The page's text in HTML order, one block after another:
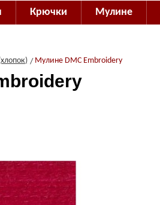
Крючки Мулине
Мулине DMC Embroidery